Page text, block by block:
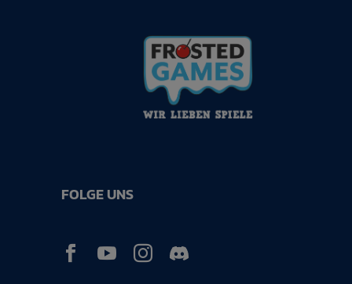
FOLGE UNS
  